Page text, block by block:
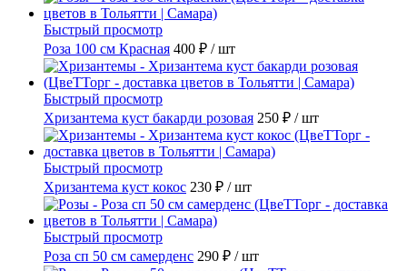
Быстрый просмотр
Роза 100 см Красная 400 ₽ / шт
Быстрый просмотр
Хризантема куст бакарди розовая 250 ₽ / шт
Быстрый просмотр
Хризантема куст кокос 230 ₽ / шт
Быстрый просмотр
Роза сп 50 см самерденс 290 ₽ / шт